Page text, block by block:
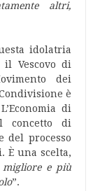
altri,
idolatria
Vescovo di
dei
è
di
concetto di
del processo
È una scelta,
migliore e più
”.